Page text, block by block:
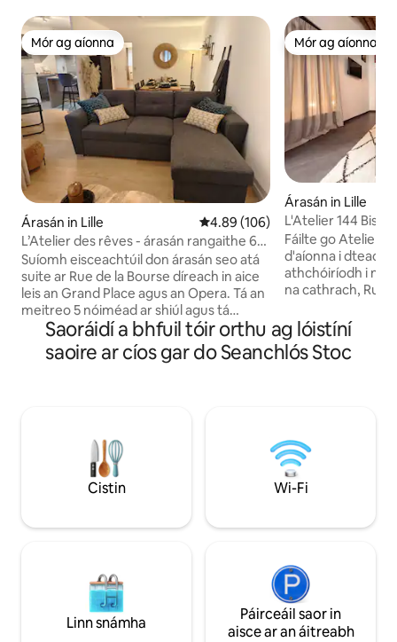
Mór ag aíonna
Mór ag aíonna
Árasán in Lille Meánrátáil 4.89 as 5, 106
4.89 (106)
L’Atelier des rêves - árasán rangaithe 6
dhuine
Suíomh eisceachtúil don árasán seo atá
suite ar Rue de la Bourse díreach in aice
leis an Grand Place agus an Opera. Tá an
meitreo 5 nóiméad ar shiúl agus tá
páirceáil laistigh de 50 m. Tá bialanna,
siopaí, séadchomharthaí ag bun an
fhoirgnimh! Tá seomra suí amháin san
an t - árasán ar an 1 urlár d'fhoirgneamh
nua - aimseartha, inrochtana ag staighre
agus ardaitheoir. Foirfe do 4 -6 dhuine
fásta. WI - FI
Mór ag aíonna
Mór ag aíonna
Árasán in Lille
L'Atelier 144 Bis:
Seomra Allais
Fáilte go Atelier
d'aíonna i dteach
athchóiríodh i
na cathrach, Rue
ó Gare Lille-
Musée des
des Congrès
príobháideach,
Saoráidí a bhfuil tóir orthu ag lóistíní
saoire ar cíos gar do Seanchlós Stoc
Cistin Wi-Fi
Linn snámha
Páirceáil saor in
aisce ar an áitreabh